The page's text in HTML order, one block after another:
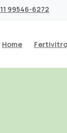
11 99546-6272
Home Fertivitro